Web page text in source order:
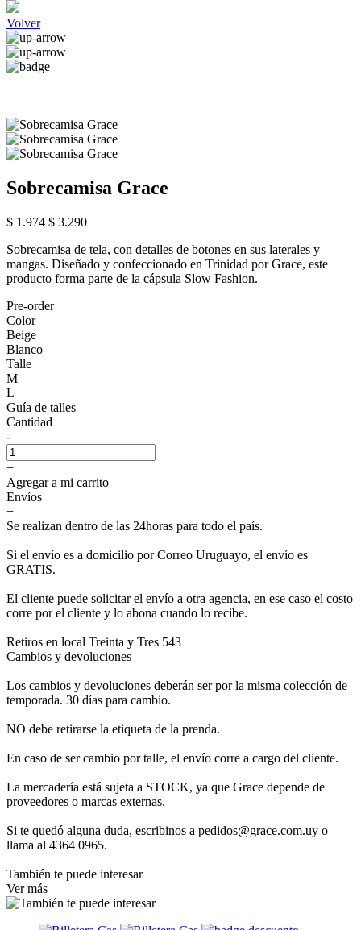
Volver
Sobrecamisa Grace
$ 1.974 $ 3.290
Sobrecamisa de tela, con detalles de botones en sus laterales y
mangas. Diseñado y confeccionado en Trinidad por Grace, este
producto forma parte de la cápsula Slow Fashion.
Pre-order
Color
Beige
Blanco
Talle
M
L
Guía de talles
Cantidad
-
+
Agregar a mi carrito
Envíos
+
Se realizan dentro de las 24horas para todo el país.
Si el envío es a domicilio por Correo Uruguayo, el envío es
GRATIS.
El cliente puede solicitar el envío a otra agencia, en ese caso el costo
corre por el cliente y lo abona cuando lo recibe.
Retiros en local Treinta y Tres 543
Cambios y devoluciones
+
Los cambios y devoluciones deberán ser por la misma colección de
temporada. 30 días para cambio.
NO debe retirarse la etiqueta de la prenda.
En caso de ser cambio por talle, el envío corre a cargo del cliente.
La mercadería está sujeta a STOCK, ya que Grace depende de
proveedores o marcas externas.
Si te quedó alguna duda, escribinos a pedidos@grace.com.uy o
llama al 4364 0965.
También te puede interesar
Ver más